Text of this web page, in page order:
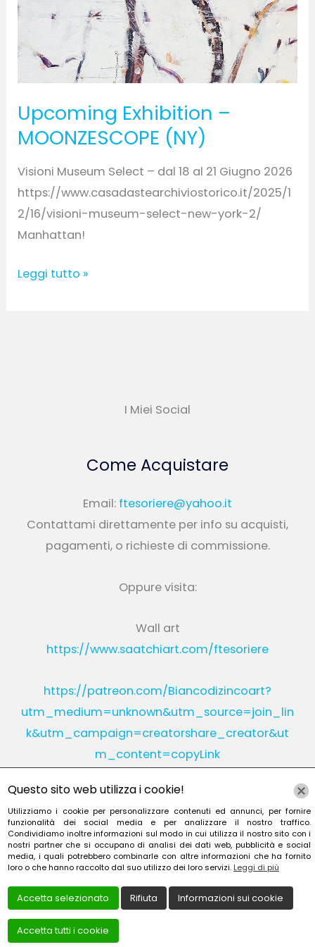
Upcoming Exhibition –
MOONZESCOPE (NY)
Visioni Museum Select – dal 18 al 21 Giugno 2026
https://www.casadastearchiviostorico.it/2025/1
2/16/visioni-museum-select-new-york-2/
Manhattan!
Leggi tutto »
I Miei Social
Come Acquistare
Email: ftesoriere@yahoo.it
Contattami direttamente per info su acquisti,
pagamenti, o richieste di commissione.
Oppure visita:
Wall art
https://www.saatchiart.com/ftesoriere
https://patreon.com/Biancodizincoart?
utm_medium=unknown&utm_source=join_lin
k&utm_campaign=creatorshare_creator&ut
m_content=copyLink
Instagram Linkedin
YouTube Patreon
Questo sito web utilizza i cookie!
Utilizziamo i cookie per personalizzare contenuti ed annunci, per fornire
funzionalità dei social media e per analizzare il nostro traffico.
Condividiamo inoltre informazioni sul modo in cui utilizza il nostro sito con i
nostri partner che si occupano di analisi dei dati web, pubblicità e social
media, i quali potrebbero combinarle con altre informazioni che ha fornito
loro o che hanno raccolto dal suo utilizzo dei loro servizi. Leggi di più
Accetta selezionato Rifiuta Informazioni sui cookie
Accetta tutti i cookie